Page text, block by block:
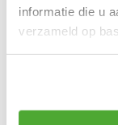
informatie die u
verzameld op